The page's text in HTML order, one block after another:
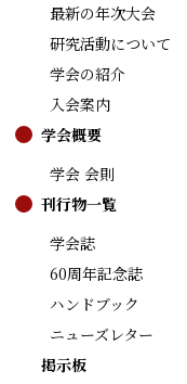
最新の年次大会
研究活動について
学会の紹介
入会案内
学会概要
学会 会則
刊行物一覧
学会誌
60周年記念誌
ハンドブック
ニューズレター
掲示板